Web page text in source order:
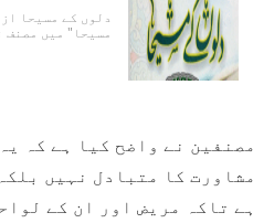
دلوں کے مسیحا
مسیحا" میں مصنف نے 14مشہور
مصنفین نے واضح کیا ہے کہ
مشاورت کا متبادل نہیں
ہے تاکہ مریض اور ان کے